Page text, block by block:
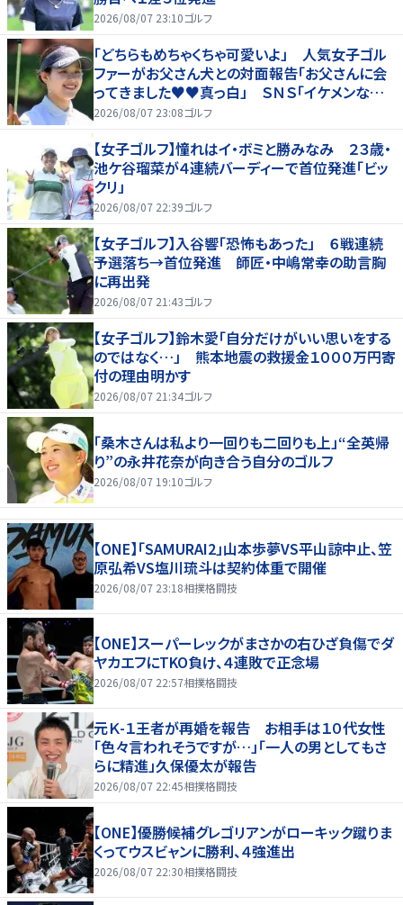
2026/08/07 23:10ゴルフ
「どちらもめちゃくちゃ可愛いよ」 人気女子ゴル
ファーがお父さん犬との対面報告「お父さんに会
ってきました♥♥真っ白」 ＳＮＳ「イケメンなお
父さん」「白戸家入りするんですか？」
2026/08/07 23:08ゴルフ
【女子ゴルフ】憧れはイ・ボミと勝みなみ ２３歳・
池ケ谷瑠菜が４連続バーディーで首位発進「ビッ
クリ」
2026/08/07 22:39ゴルフ
【女子ゴルフ】入谷響「恐怖もあった」 ６戦連続
予選落ち→首位発進 師匠・中嶋常幸の助言胸
に再出発
2026/08/07 21:43ゴルフ
【女子ゴルフ】鈴木愛「自分だけがいい思いをする
のではなく…」 熊本地震の救援金１０００万円寄
付の理由明かす
2026/08/07 21:34ゴルフ
「桑木さんは私より一回りも二回りも上」“全英帰
り”の永井花奈が向き合う自分のゴルフ
2026/08/07 19:10ゴルフ
【ONE】「SAMURAI2」山本歩夢VS平山諒中止、笠
原弘希VS塩川琉斗は契約体重で開催
2026/08/07 23:18相撲格闘技
【ONE】スーパーレックがまさかの右ひざ負傷でダ
ヤカエフにTKO負け、４連敗で正念場
2026/08/07 22:57相撲格闘技
元Ｋ-１王者が再婚を報告 お相手は１０代女性
「色々言われそうですが…」「一人の男としてもさ
らに精進」久保優太が報告
2026/08/07 22:45相撲格闘技
【ONE】優勝候補グレゴリアンがローキック蹴りま
くってウスビャンに勝利、４強進出
2026/08/07 22:30相撲格闘技